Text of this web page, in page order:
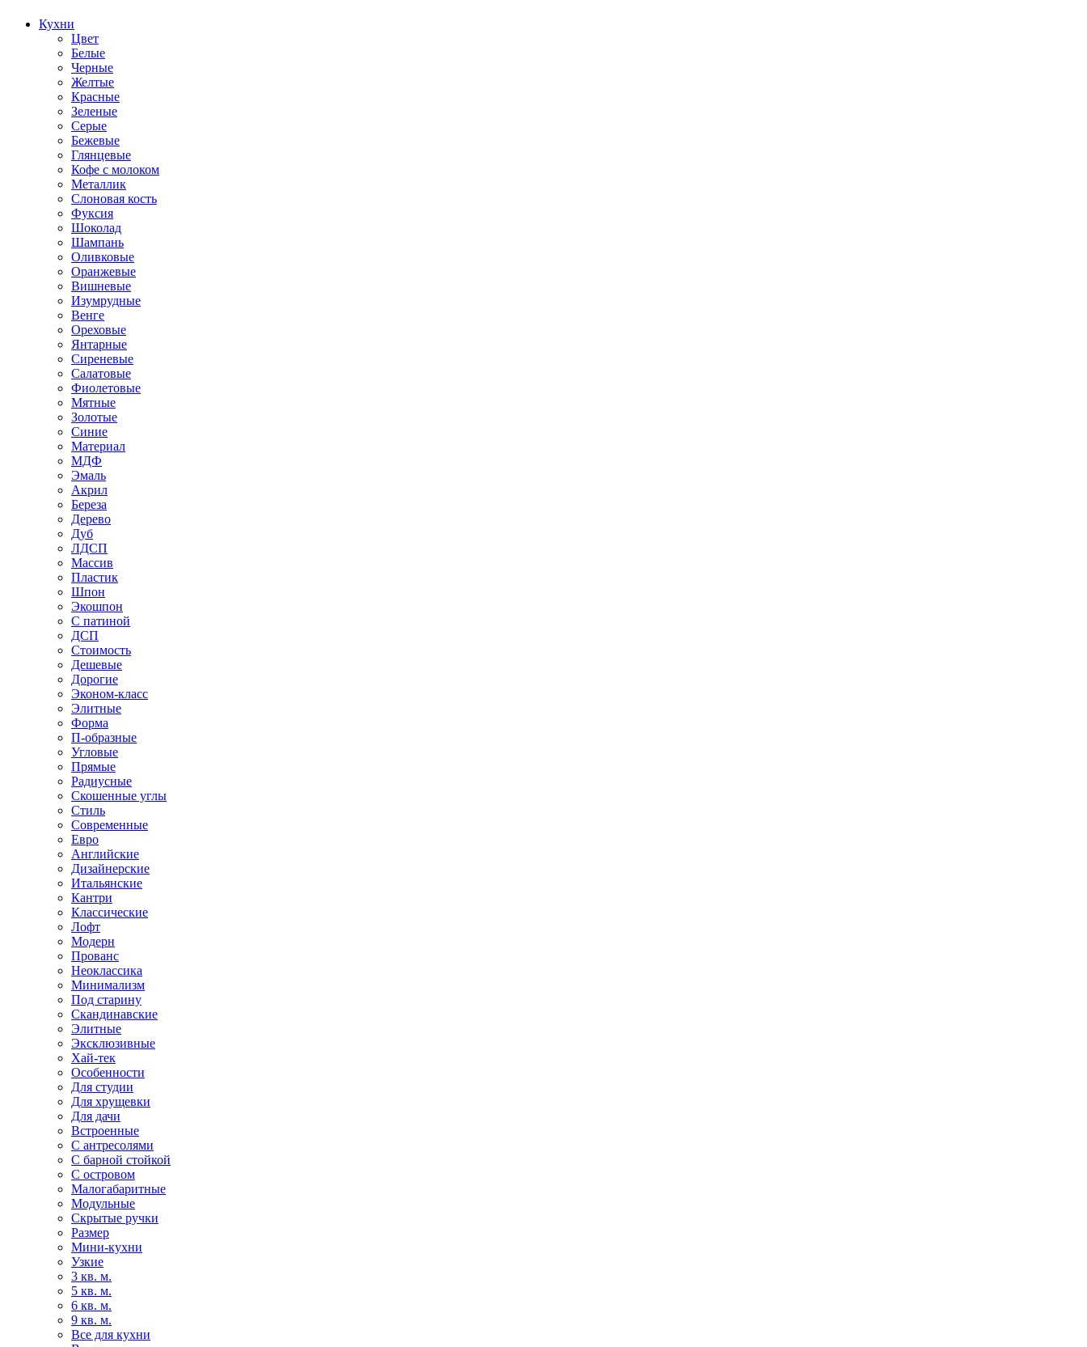
Кухни
Цвет
Белые
Черные
Желтые
Красные
Зеленые
Серые
Бежевые
Глянцевые
Кофе с молоком
Металлик
Слоновая кость
Фуксия
Шоколад
Шампань
Оливковые
Оранжевые
Вишневые
Изумрудные
Венге
Ореховые
Янтарные
Сиреневые
Салатовые
Фиолетовые
Мятные
Золотые
Синие
Материал
МДФ
Эмаль
Акрил
Береза
Дерево
Дуб
ЛДСП
Массив
Пластик
Шпон
Экошпон
С патиной
ДСП
Стоимость
Дешевые
Дорогие
Эконом-класс
Элитные
Форма
П-образные
Угловые
Прямые
Радиусные
Скошенные углы
Стиль
Современные
Евро
Английские
Дизайнерские
Итальянские
Кантри
Классические
Лофт
Модерн
Прованс
Неоклассика
Минимализм
Под старину
Скандинавские
Элитные
Эксклюзивные
Хай-тек
Особенности
Для студии
Для хрущевки
Для дачи
Встроенные
С антресолями
С барной стойкой
С островом
Малогабаритные
Модульные
Скрытые ручки
Размер
Мини-кухни
Узкие
3 кв. м.
5 кв. м.
6 кв. м.
9 кв. м.
Все для кухни